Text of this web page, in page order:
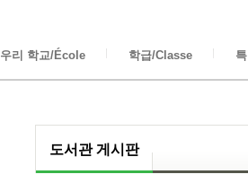
우리 학교/École 학급/Classe
도서관 게시판